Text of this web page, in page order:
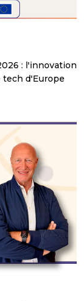
: l'innovation
tech d'Europe